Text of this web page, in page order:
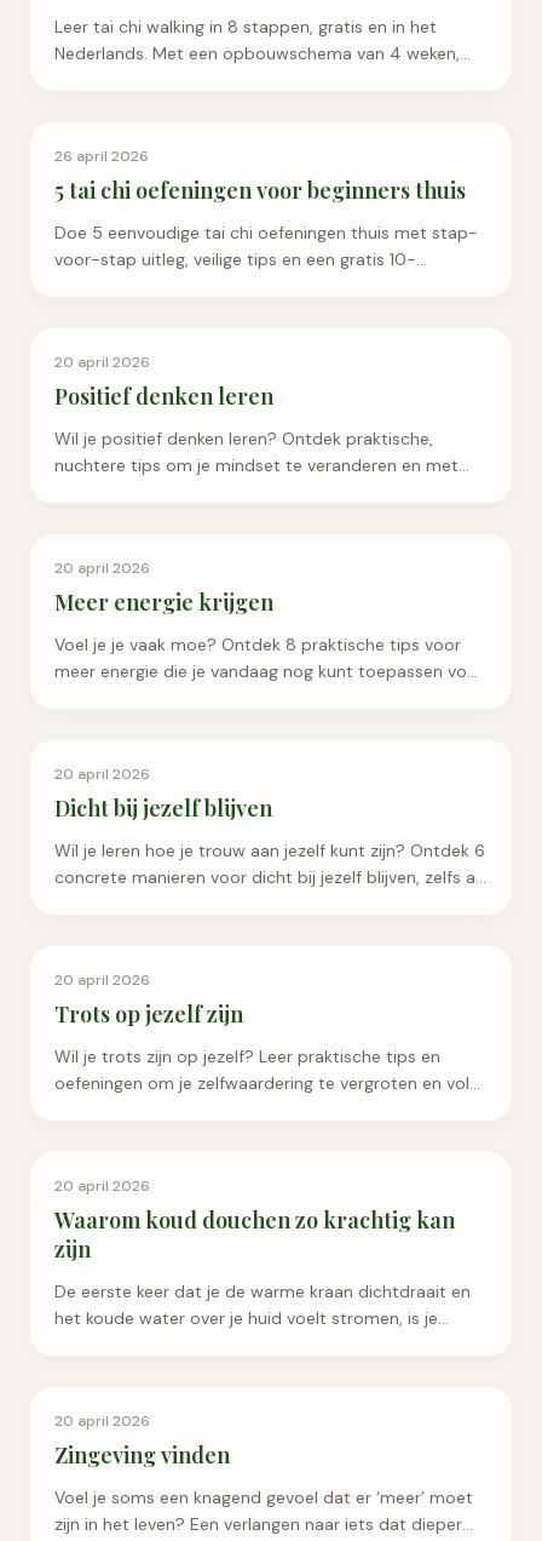
Leer tai chi walking in 8 stappen, gratis en in het
Nederlands. Met een opbouwschema van 4 weken,
Persoonlijke Groei
26 april 2026
5 tai chi oefeningen voor beginners thuis
Doe 5 eenvoudige tai chi oefeningen thuis met stap-
voor-stap uitleg, veilige tips en een gratis 10-
Persoonlijke Groei
20 april 2026
Positief denken leren
Wil je positief denken leren? Ontdek praktische,
nuchtere tips om je mindset te veranderen en met
Persoonlijke Groei
20 april 2026
Meer energie krijgen
Voel je je vaak moe? Ontdek 8 praktische tips voor
meer energie die je vandaag nog kunt toepassen voor
Persoonlijke Groei
20 april 2026
Dicht bij jezelf blijven
Wil je leren hoe je trouw aan jezelf kunt zijn? Ontdek 6
concrete manieren voor dicht bij jezelf blijven, zelfs als
Persoonlijke Groei
20 april 2026
Trots op jezelf zijn
Wil je trots zijn op jezelf? Leer praktische tips en
oefeningen om je zelfwaardering te vergroten en vol
Persoonlijke Groei
20 april 2026
Waarom koud douchen zo krachtig kan
zijn
De eerste keer dat je de warme kraan dichtdraait en
het koude water over je huid voelt stromen, is je
Persoonlijke Groei
20 april 2026
Zingeving vinden
Voel je soms een knagend gevoel dat er ‘meer’ moet
zijn in het leven? Een verlangen naar iets dat dieper